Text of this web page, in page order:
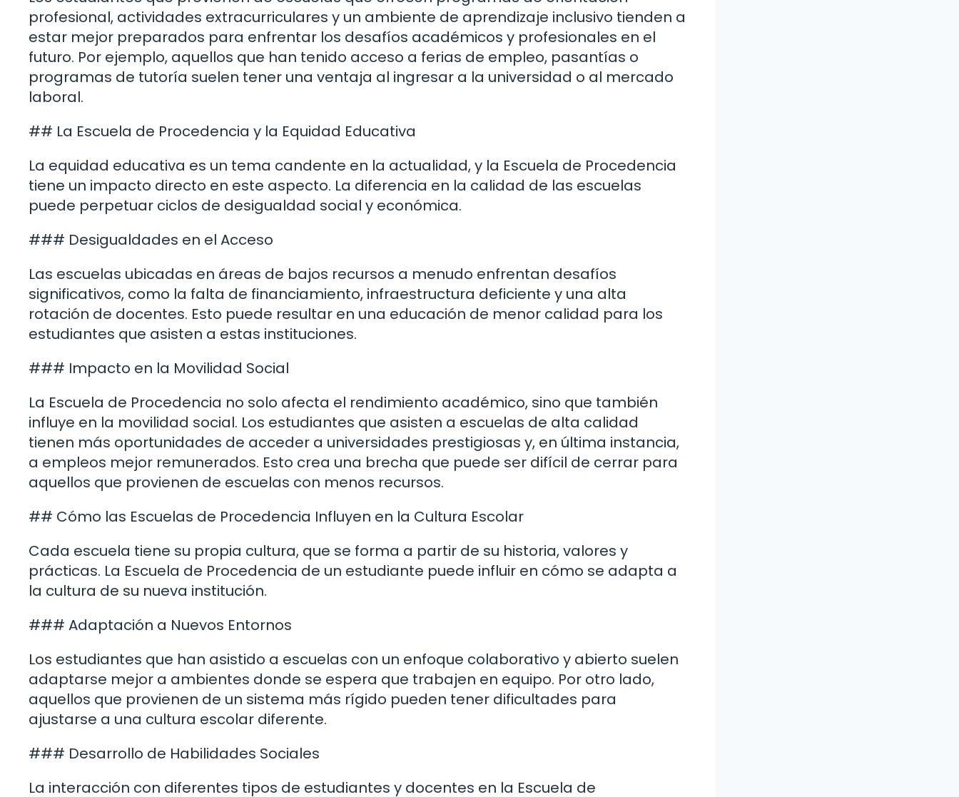
profesional, actividades extracurriculares y un ambiente de aprendizaje inclusivo tienden a
estar mejor preparados para enfrentar los desafíos académicos y profesionales en el
futuro. Por ejemplo, aquellos que han tenido acceso a ferias de empleo, pasantías o
programas de tutoría suelen tener una ventaja al ingresar a la universidad o al mercado
laboral.
## La Escuela de Procedencia y la Equidad Educativa
La equidad educativa es un tema candente en la actualidad, y la Escuela de Procedencia
tiene un impacto directo en este aspecto. La diferencia en la calidad de las escuelas
puede perpetuar ciclos de desigualdad social y económica.
### Desigualdades en el Acceso
Las escuelas ubicadas en áreas de bajos recursos a menudo enfrentan desafíos
significativos, como la falta de financiamiento, infraestructura deficiente y una alta
rotación de docentes. Esto puede resultar en una educación de menor calidad para los
estudiantes que asisten a estas instituciones.
### Impacto en la Movilidad Social
La Escuela de Procedencia no solo afecta el rendimiento académico, sino que también
influye en la movilidad social. Los estudiantes que asisten a escuelas de alta calidad
tienen más oportunidades de acceder a universidades prestigiosas y, en última instancia,
a empleos mejor remunerados. Esto crea una brecha que puede ser difícil de cerrar para
aquellos que provienen de escuelas con menos recursos.
## Cómo las Escuelas de Procedencia Influyen en la Cultura Escolar
Cada escuela tiene su propia cultura, que se forma a partir de su historia, valores y
prácticas. La Escuela de Procedencia de un estudiante puede influir en cómo se adapta a
la cultura de su nueva institución.
### Adaptación a Nuevos Entornos
Los estudiantes que han asistido a escuelas con un enfoque colaborativo y abierto suelen
adaptarse mejor a ambientes donde se espera que trabajen en equipo. Por otro lado,
aquellos que provienen de un sistema más rígido pueden tener dificultades para
ajustarse a una cultura escolar diferente.
### Desarrollo de Habilidades Sociales
La interacción con diferentes tipos de estudiantes y docentes en la Escuela de